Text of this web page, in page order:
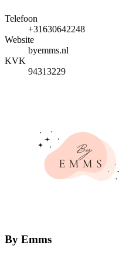
Telefoon
+31630642248
Website
byemms.nl
KVK
94313229
By Emms